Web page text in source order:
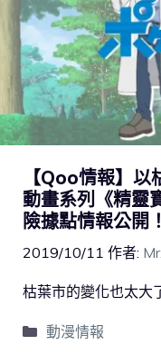
【Qoo情報】
動畫系列《精靈
險據點情報公開！
2019/10/11 作者:
枯葉市的變化也太大
動漫情報